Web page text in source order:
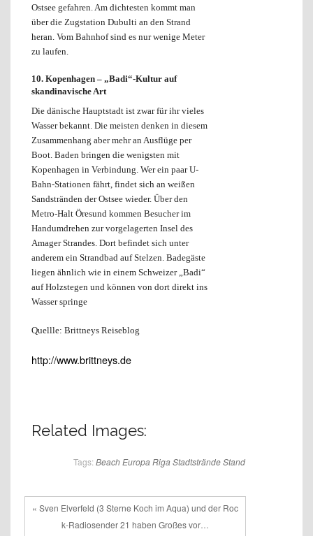
Ostsee gefahren. Am dichtesten kommt man
über die Zugstation Dubulti an den Strand
heran. Vom Bahnhof sind es nur wenige Meter
zu laufen.
10. Kopenhagen – „Badi“-Kultur auf
skandinavische Art
Die dänische Hauptstadt ist zwar für ihr vieles
Wasser bekannt. Die meisten denken in diesem
Zusammenhang aber mehr an Ausflüge per
Boot. Baden bringen die wenigsten mit
Kopenhagen in Verbindung. Wer ein paar U-
Bahn-Stationen fährt, findet sich an weißen
Sandstränden der Ostsee wieder. Über den
Metro-Halt Öresund kommen Besucher im
Handumdrehen zur vorgelagerten Insel des
Amager Strandes. Dort befindet sich unter
anderem ein Strandbad auf Stelzen. Badegäste
liegen ähnlich wie in einem Schweizer „Badi“
auf Holzstegen und können von dort direkt ins
Wasser springe
Quellle: Brittneys Reiseblog
http://www.brittneys.de
Related Images:
Tags: BeachEuropa Riga StadtsträndeStand
« Sven Elverfeld (3 Sterne Koch im Aqua) und der Roc
k-Radiosender 21 haben Großes vor…